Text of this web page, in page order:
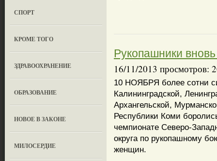
СПОРТ
КРОМЕ ТОГО
ЗДРАВООХРАНЕНИЕ
OБРАЗОВАНИЕ
НОВОЕ В ЗАКОНЕ
МИЛОСЕРДИЕ
Рукопашники
16/11/2013 просмотров:
10 НОЯБРЯ более сотни
Калининградской,
Архангельской,
Республики Коми
чемпионате Северо-
округа по рукопашному
женщин.